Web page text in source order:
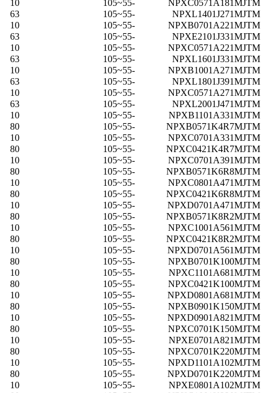
NPXC0571A181MJTM
-55~105
10
NPXL1401J271MJTM
-55~105
63
NPXB0701A221MJTM
-55~105
10
NPXE2101J331MJTM
-55~105
63
NPXC0571A221MJTM
-55~105
10
NPXL1601J331MJTM
-55~105
63
NPXB1001A271MJTM
-55~105
10
NPXL1801J391MJTM
-55~105
63
NPXC0571A271MJTM
-55~105
10
NPXL2001J471MJTM
-55~105
63
NPXB1101A331MJTM
-55~105
10
NPXB0571K4R7MJTM
-55~105
80
NPXC0701A331MJTM
-55~105
10
NPXC0421K4R7MJTM
-55~105
80
NPXC0701A391MJTM
-55~105
10
NPXB0571K6R8MJTM
-55~105
80
NPXC0801A471MJTM
-55~105
10
NPXC0421K6R8MJTM
-55~105
80
NPXD0701A471MJTM
-55~105
10
NPXB0571K8R2MJTM
-55~105
80
NPXC1001A561MJTM
-55~105
10
NPXC0421K8R2MJTM
-55~105
80
NPXD0701A561MJTM
-55~105
10
NPXB0701K100MJTM
-55~105
80
NPXC1101A681MJTM
-55~105
10
NPXC0421K100MJTM
-55~105
80
NPXD0801A681MJTM
-55~105
10
NPXB0901K150MJTM
-55~105
80
NPXD0901A821MJTM
-55~105
10
NPXC0701K150MJTM
-55~105
80
NPXE0701A821MJTM
-55~105
10
NPXC0701K220MJTM
-55~105
80
NPXD1101A102MJTM
-55~105
10
NPXD0701K220MJTM
-55~105
80
NPXE0801A102MJTM
-55~105
10